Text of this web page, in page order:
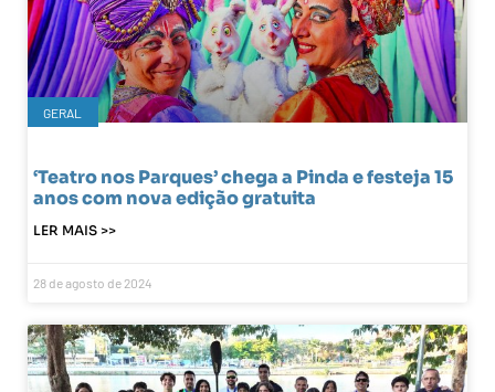
GERAL
‘Teatro nos Parques’ chega a Pinda e festeja 15
anos com nova edição gratuita
LER MAIS >>
28 de agosto de 2024